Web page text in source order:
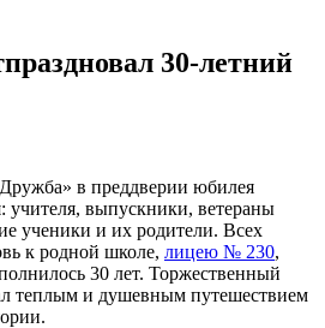
30-летний
в преддверии юбилея
учителя, выпускники, ветераны
ученики и их родители. Всех
к родной школе, лицею № 230,
30 лет. Торжественный
теплым и душевным путешествием